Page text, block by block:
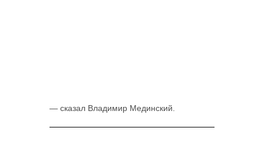
— сказал Владимир Мединский.